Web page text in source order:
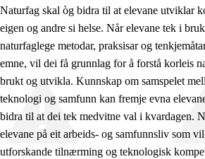
Tverrfaglege tema
Grunnleggjande ferdigheiter
Naturfag skal òg bidra til at elevane utviklar
eigen og andre si helse. Når elevane tek i
naturfaglege metodar, praksisar og
emne, vil dei få grunnlag for å forstå korleis
brukt og utvikla. Kunnskap om samspelet
teknologi og samfunn kan fremje evna
bidra til at dei tek medvitne val i kvardagen.
elevane på eit arbeids- og samfunnsliv som
utforskande tilnærming og teknologisk